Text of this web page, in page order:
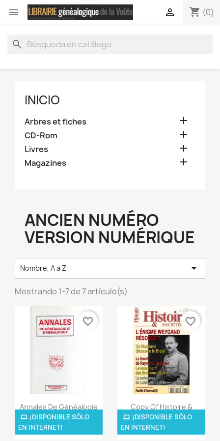
 shopping_cart (0)

search
INICIO
Arbres et fiches 
CD-Rom 
Livres 
Magazines 
ANCIEN NUMÉRO
VERSION NUMÉRIQUE
Nombre, A a Z 
Mostrando 1-7 de 7 artículo(s)
Vista rápida
Annales De Généalogie
Et...
5,00 €
¡DISPONIBLE SÓLO
EN INTERNET!
favorite_border
Vista rápida
Copy Of Histoire &
Sociétés...
5,00 €
¡DISPONIBLE SÓLO
EN INTERNET!
favorite_border